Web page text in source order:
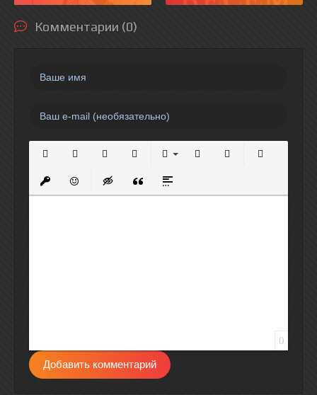
Комментарии (0)
Вставить защищенную ссылку
Вставить смайлик
Вставка скрытого текста
Вставка цитаты
Вставка спойлера
0
Добавить комментарий